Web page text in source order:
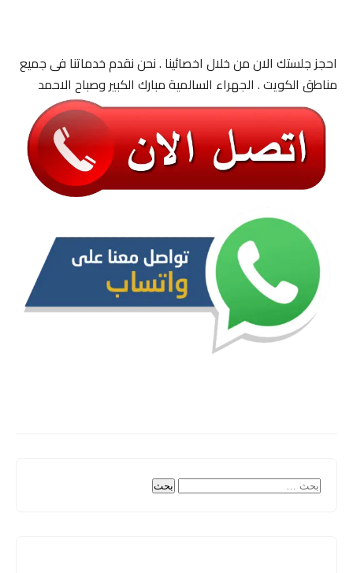
احجز جلستك الان من خلال اخصائينا . نحن نقدم خدماتنا فى جميع
مناطق الكويت . الجهراء السالمية مبارك الكبير وصباح الاحمد
البحث